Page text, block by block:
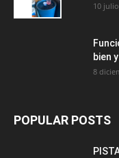
10
bien
8
POPULAR POSTS